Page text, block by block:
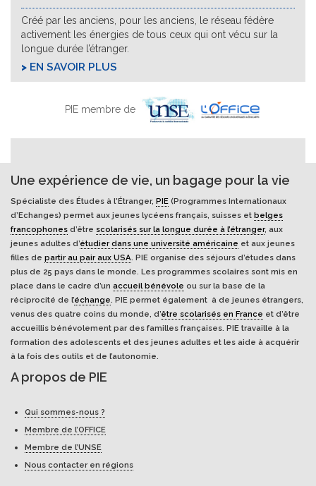
Créé par les anciens, pour les anciens, le réseau fédère
activement les énergies de tous ceux qui ont vécu sur la
longue durée l’étranger.
EN SAVOIR PLUS
PIE membre de
Une expérience de vie, un bagage pour la vie
Spécialiste des Études à l'Étranger, PIE (Programmes Internationaux
d’Echanges) permet aux jeunes lycéens français, suisses et belges
francophones d’être scolarisés sur la longue durée à l’étranger, aux
jeunes adultes d’étudier dans une université américaine et aux jeunes
filles de partir au pair aux USA. PIE organise des séjours d’études dans
plus de 25 pays dans le monde. Les programmes scolaires sont mis en
place dans le cadre d’un accueil bénévole ou sur la base de la
réciprocité de l’échange. PIE permet également à de jeunes étrangers,
venus des quatre coins du monde, d’être scolarisés en France et d’être
accueillis bénévolement par des familles françaises. PIE travaille à la
formation des adolescents et des jeunes adultes et les aide à acquérir
à la fois des outils et de l’autonomie.
A propos de PIE
Qui sommes-nous ?
Membre de l’OFFICE
Membre de l’UNSE
Nous contacter en régions